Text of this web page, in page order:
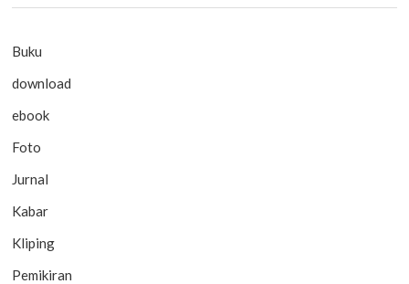
Buku
download
ebook
Foto
Jurnal
Kabar
Kliping
Pemikiran